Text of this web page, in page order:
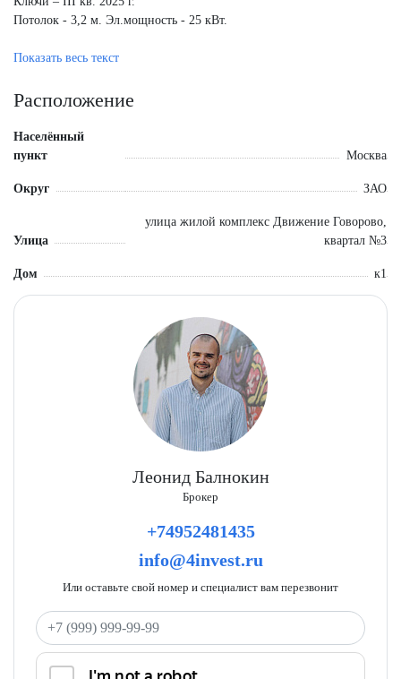
Потолок - 3,2 м. Эл.мощность - 25 кВт.
Арендаторы:
Показать весь текст
Расположение
Населённый
пункт
Москва
Округ ЗАО
Улица
улица жилой комплекс Движение Говорово,
квартал №3
Дом к1
Леонид Балнокин
Брокер
+74952481435
info@4invest.ru
Или оставьте свой номер и специалист вам перезвонит